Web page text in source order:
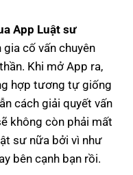
App Luật sư
cố vấn chuyên
Khi mở App ra,
hợp tương tự giống
cách giải quyết vấn
không còn phải mất
sư nữa bởi vì như
bên cạnh bạn rồi.